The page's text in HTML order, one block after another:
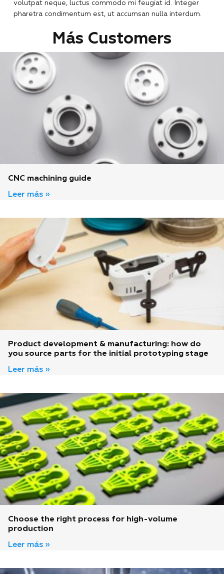
volutpat neque, luctus commodo mi feugiat id. Integer
pharetra condimentum est, ut accumsan nulla interdum.
Más Customers
CNC machining guide
Leer más »
Product development & manufacturing: how do
you source parts for the initial prototyping stage
Leer más »
Choose the right process for high-volume
production
Leer más »